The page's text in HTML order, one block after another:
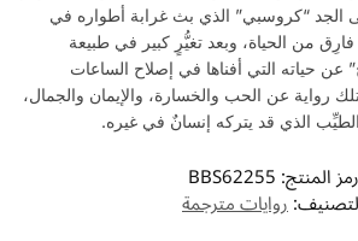
الجد “كروسبي” الذي بث غرابة أطواره في
من الحياة، وبعد تغيُّرٍ كبير في طبيعة
عن حياته التي أفناها في إصلاح الساعات
رواية عن الحب والخسارة، والإيمان والجمال،
الطيِّب الذي قد يتركه إنسانٌ في غيره.
رمز المنتج:BBS62255
روايات مترجمة